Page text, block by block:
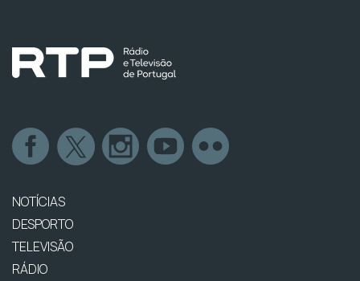
NOTÍCIAS
DESPORTO
TELEVISÃO
RÁDIO